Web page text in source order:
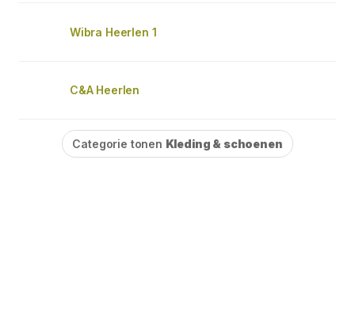
Wibra Heerlen 1
C&A Heerlen
Categorie tonen Kleding & schoenen